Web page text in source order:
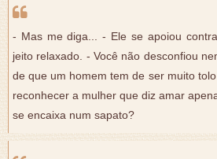
- Mas me diga... - Ele se apoiou
jeito relaxado. - Você não desconfiou
de que um homem tem de ser muito
reconhecer a mulher que diz amar
se encaixa num sapato?